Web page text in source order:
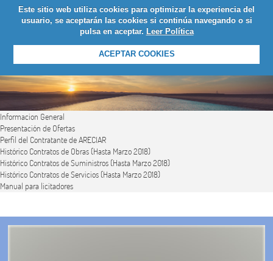
Este sitio web utiliza cookies para optimizar la experiencia del
usuario, se aceptarán las cookies si continúa navegando o si
pulsa en aceptar. Leer Política
ACEPTAR COOKIES
LOGIN
Informacion General
Presentación de Ofertas
Perfil del Contratante de ARECIAR
Histórico Contratos de Obras (Hasta Marzo 2018)
Histórico Contratos de Suministros (Hasta Marzo 2018)
Histórico Contratos de Servicios (Hasta Marzo 2018)
Manual para licitadores